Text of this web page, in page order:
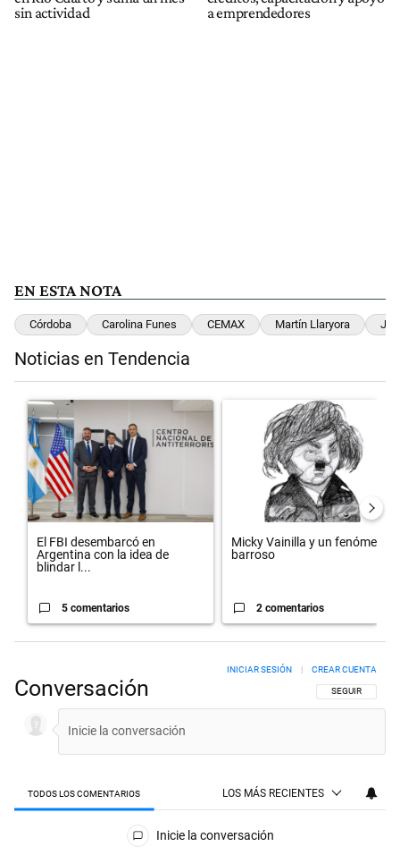
sin actividad
a emprendedores
EN ESTA NOTA
Córdoba Carolina Funes CEMAX Martín Llaryora
Noticias en Tendencia
Un artículo de tendencia con el título "El FBI desembarcó en
El FBI desembarcó en
Argentina con la idea de
blindar l...
5 comentarios
Un artículo de tendencia con
Micky Vainilla y un fenómeno
barroso
2 comentarios
Conversación SIGA ESTA
SEGUIR
INICIAR SESIÓN | CREAR CUENTA
TODOS LOS COMENTARIOS LOS MÁS RECIENTES
Todos los comentarios
Inicie la conversación